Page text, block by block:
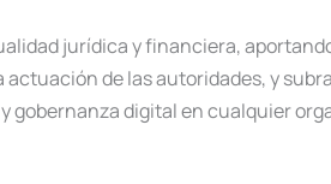
jurídica y financiera,
de las autoridades, y
gobernanza digital en cualquier